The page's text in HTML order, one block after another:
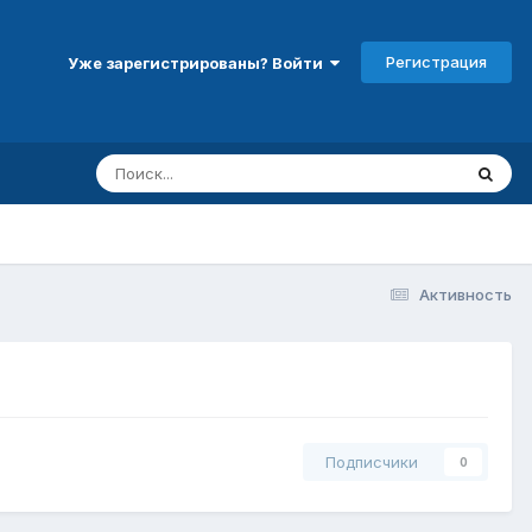
Уже зарегистрированы? Войти Регистрация
Активность
Подписчики 0